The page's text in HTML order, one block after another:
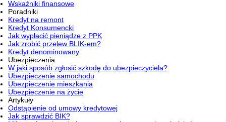
Wskaźniki finansowe
Poradniki
Kredyt na remont
Kredyt Konsumencki
Jak wypłacić pieniądze z PPK
Jak zrobić przelew BLIK-em?
Kredyt denominowany
Ubezpieczenia
W jaki sposób zgłosić szkodę do ubezpieczyciela?
Ubezpieczenie samochodu
Ubezpieczenie mieszkania
Ubezpieczenie na życie
Artykuły
Odstąpienie od umowy kredytowej
Jak sprawdzić BIK?